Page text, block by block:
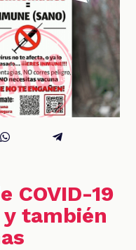
COVID-19
también